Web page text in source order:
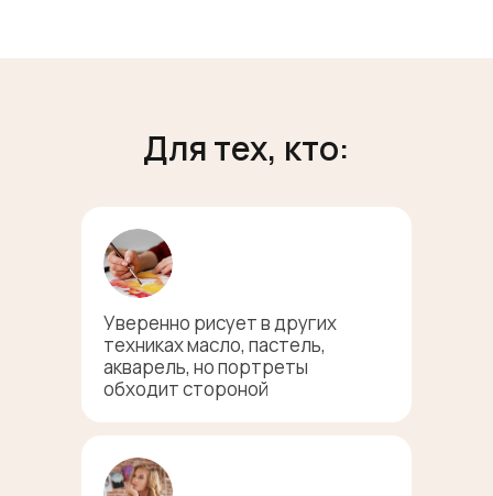
Для тех, кто:
Уверенно рисует в других
техниках масло, пастель,
акварель, но портреты
обходит стороной